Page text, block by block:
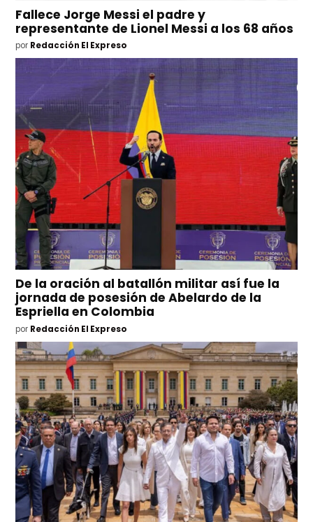
Fallece Jorge Messi el padre y
representante de Lionel Messi a los 68 años
por Redacción El Expreso
De la oración al batallón militar así fue la
jornada de posesión de Abelardo de la
Espriella en Colombia
por Redacción El Expreso